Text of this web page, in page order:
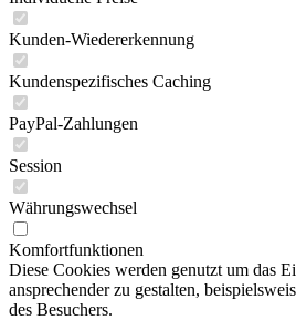
Kunden-Wiedererkennung
Kundenspezifisches Caching
PayPal-Zahlungen
Session
Währungswechsel
Komfortfunktionen
Diese Cookies werden genutzt um das
ansprechender zu gestalten,
des Besuchers.